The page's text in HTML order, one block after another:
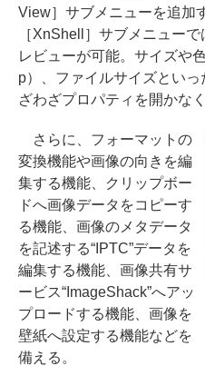
View］サブメニューを追加
［XnShell］サブメニュー
レビューが可能。サイズや
p）、ファイルサイズとい
ざわざプロパティを開かな
さらに、フォーマットの
変換機能や画像の向きを編
集する機能、クリップボー
ドへ画像データをコピーす
る機能、画像のメタデータ
を記述する“IPTC”データを
編集する機能、画像共有サ
ービス“ImageShack”へアッ
プロードする機能、画像を
壁紙へ設定する機能などを
備える。